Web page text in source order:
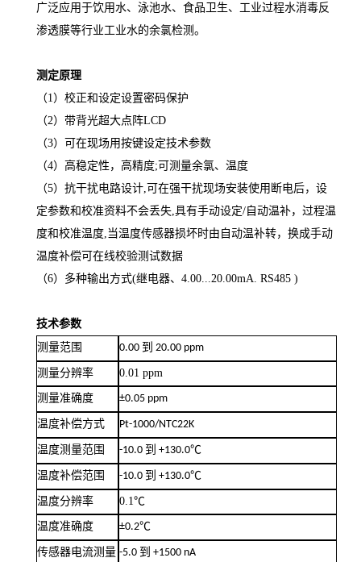
广泛应用于饮用水、泳池水、食品卫生、工业过程水消毒反
渗透膜等行业工业水的余氯检测。
测定原理
（1）校正和设定设置密码保护
（2） 带背光超大点阵LCD
（3）可在现场用按键设定技术参数
（4） 高稳定性，高精度;可测量余氯、温度
（5） 抗干扰电路设计 ,可在强干扰现场安装使用断电后， 设
定参数和校准资料不会丢失 ,具有手动设定/自动温补， 过程温
度和校准温度 ,当温度传感器损坏时由自动温补转，换成手动
温度补偿可在线校验测试数据
（6） 多种输出方式(继电器、4.00...20.00mA. RS485 )
技术参数
测量范围
0.00 到20.00 ppm
测量分辨率 0.01 ppm
测量准确度 ±0.05 ppm
温度补偿方式 Pt-1000/NTC22K
温度测量范围 -10.0 到+130.0℃
温度补偿范围 -10.0 到+130.0℃
温度分辨率 0.1℃
温度准确度 ±0.2℃
传感器电流测量 -5.0 到+1500 nA